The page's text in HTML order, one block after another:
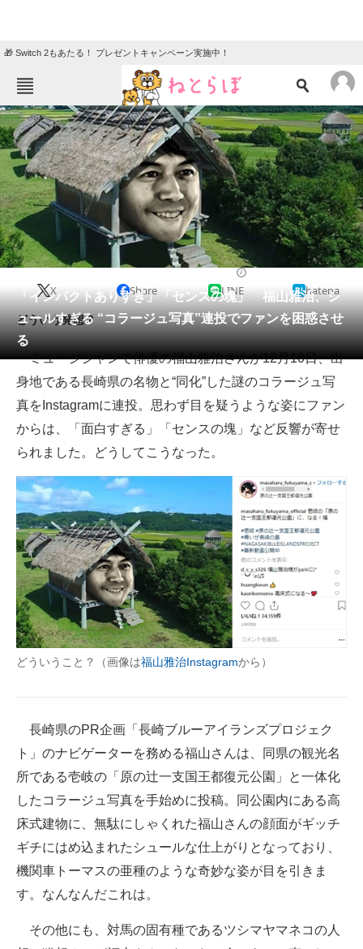
🎁 Switch 2もあたる！ プレゼントキャンペーン実施中！
ねとらぼメニュー
TOP ニュース
エンタメ クイズ
グルメ 地域
住まい 教育・育児
動物 リサーチ
会員記事
メディア
注目記事を集めた総合ページ
ITの今と未来を見通す
スマホと通信の最新トレンド
好きが集まる 比べて選べる
ビジネスと働き方のヒント
AI活用のいまが分かる
企業ITのトレンドを詳説
経営リーダーのコミュニティ
企業向けIT製品の総合サイト
IT製品の技術・比較・事例
製造業のIT導入・活用を支援
モノづくり技術者専門サイト
電子設計の基本と応用
「インパクトありすぎ」「センスの塊」 福山雅治、シ
ュールすぎる “コラージュ写真”連投でファンを困惑させ
る
X Share LINE hatena
どういう発想？
ミュージシャンで俳優の福山雅治さんが12月10日、出
身地である長崎県の名物と“同化”した謎のコラージュ写
真をInstagramに連投。思わず目を疑うような姿にファン
からは、「面白すぎる」「センスの塊」など反響が寄せ
られました。どうしてこうなった。
どういうこと？（画像は福山雅治Instagramから）
長崎県のPR企画「長崎ブルーアイランズプロジェク
ト」のナビゲーターを務める福山さんは、同県の観光名
所である壱岐の「原の辻一支国王都復元公園」と一体化
したコラージュ写真を手始めに投稿。同公園内にある高
床式建物に、無駄にしゃくれた福山さんの顔面がギッチ
ギチにはめ込まれたシュールな仕上がりとなっており、
機関車トーマスの亜種のような奇妙な姿が目を引きま
す。なんなんだこれは。
その他にも、対馬の固有種であるツシマヤマネコの人